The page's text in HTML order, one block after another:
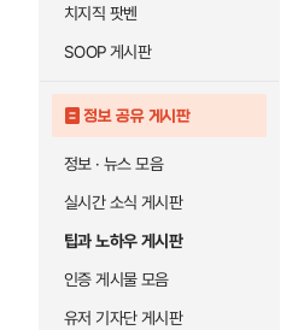
치지직 팟벤
SOOP 게시판
정보 공유 게시판
정보 · 뉴스 모음
실시간 소식 게시판
팁과 노하우 게시판
인증 게시물 모음
유저 기자단 게시판